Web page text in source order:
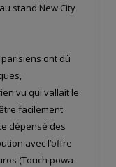
stand New City
parisiens ont dû
vu qui vallait le
facilement
dépensé des
avec l’offre
(Touch powa